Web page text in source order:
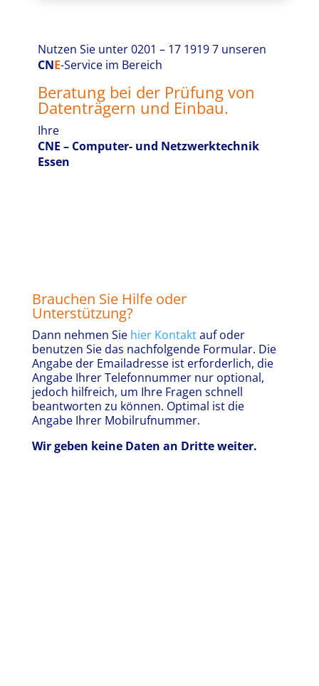
Nutzen Sie unter 0201 – 17 1919 7 unseren
CNE-Service im Bereich
Beratung bei der Prüfung von
Datenträgern und Einbau.
Ihre
CNE – Computer- und Netzwerktechnik
Essen
Brauchen Sie Hilfe oder
Unterstützung?
Dann nehmen Sie hier Kontaktauf oder
benutzen Sie das nachfolgende Formular. Die
Angabe der Emailadresse ist erforderlich, die
Angabe Ihrer Telefonnummer nur optional,
jedoch hilfreich, um Ihre Fragen schnell
beantworten zu können. Optimal ist die
Angabe Ihrer Mobilrufnummer.
Wir geben keine Daten an Dritte weiter.